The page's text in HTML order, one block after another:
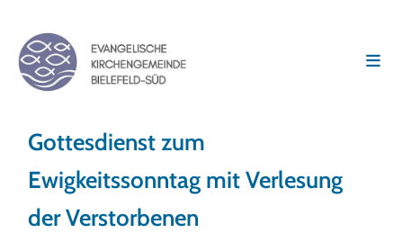
Gottesdienst zum
Ewigkeitssonntag mit Verlesung
der Verstorbenen